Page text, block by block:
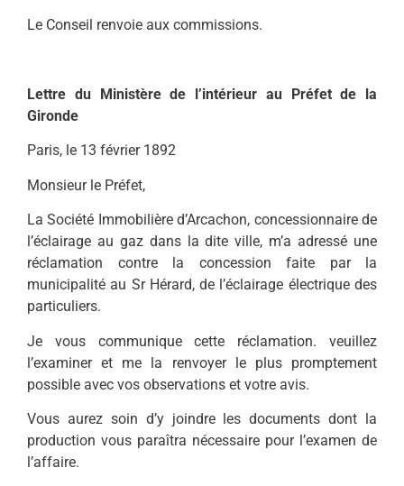
Le Conseil renvoie aux commissions.
Lettre du Ministère de l’intérieur au Préfet de la
Gironde
Paris, le 13 février 1892
Monsieur le Préfet,
La Société Immobilière d’Arcachon, concessionnaire de
l’éclairage au gaz dans la dite ville, m’a adressé une
réclamation contre la concession faite par la
municipalité au Sr Hérard, de l’éclairage électrique des
particuliers.
Je vous communique cette réclamation. veuillez
l’examiner et me la renvoyer le plus promptement
possible avec vos observations et votre avis.
Vous aurez soin d’y joindre les documents dont la
production vous paraîtra nécessaire pour l’examen de
l’affaire.